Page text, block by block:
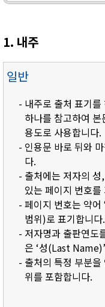
1. 내주
일반
- 내주로 출처 표기
하나를 참고하여
용도로 사용합니다.
- 인용문 바로 뒤와
다.
- 출처에는 저자의
있는 페이지 번호를
- 페이지 번호는 약
범위)로 표기합니다.
- 저자명과 출판연도
은 ‘성(Last
- 출처의 특정 부분
위를 포함합니다.